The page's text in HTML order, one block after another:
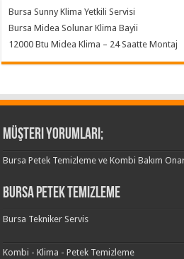
Bursa Sunny Klima Yetkili Servisi
Bursa Midea Solunar Klima Bayii
12000 Btu Midea Klima – 24 Saatte Montaj
Müşteri Yorumları;
Bursa Petek Temizleme ve Kombi Bakım
Bursa Petek Temizleme
Bursa Tekniker Servis
Kombi - Klima - Petek Temizleme